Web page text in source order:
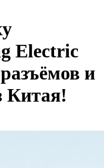
Electric
и
Китая!